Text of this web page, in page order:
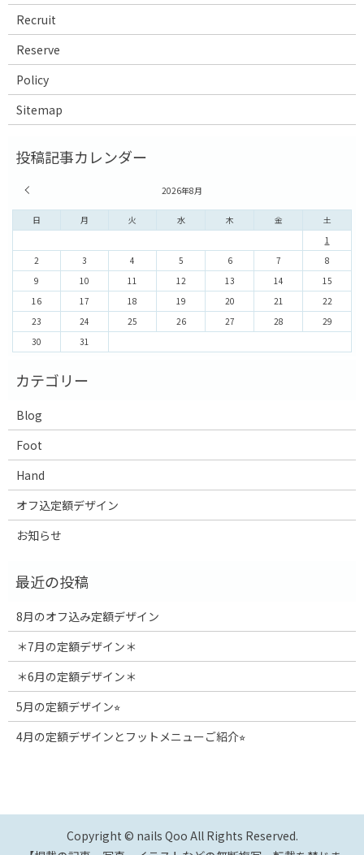
Recruit
Reserve
Policy
Sitemap
2026年8月
日 月 火 水 木 金 土
1
2
3 4 5 6 7
8
9
10 11 12 13 14
15
16
17 18 19 20 21
22
23
24 25 26 27 28
29
30
31
Blog
Foot
Hand
オフ込定額デザイン
お知らせ
8月のオフ込み定額デザイン
＊7月の定額デザイン＊
＊6月の定額デザイン＊
5月の定額デザイン⭐︎
4月の定額デザインとフットメニューご紹介⭐︎
Copyright © nails Qoo All Rights Reserved.